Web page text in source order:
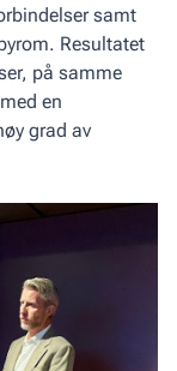
samt
Resultatet
på samme
en
grad av